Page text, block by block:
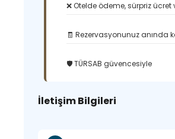
❌ Otelde ödeme, sürpriz
🧾 Rezervasyonunuz anında
🛡️ TÜRSAB güvencesiyle
İletişim Bilgileri